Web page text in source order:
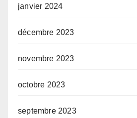
janvier 2024
décembre 2023
novembre 2023
octobre 2023
septembre 2023